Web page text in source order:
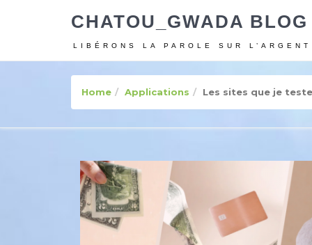
CHATOU_GWADA BLOG
LIBÉRONS LA PAROLE SUR L’ARGENT
Home Applications Les sites que je teste